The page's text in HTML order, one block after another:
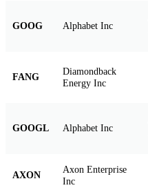
GOOG Alphabet Inc
FANG
Diamondback
Energy Inc
GOOGL Alphabet Inc
AXON
Axon Enterprise
Inc